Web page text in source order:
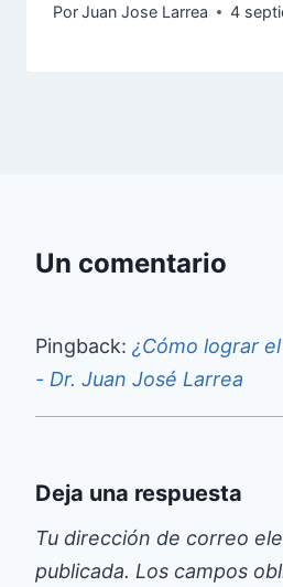
PorJuan Jose Larrea 4
Un comentario
Pingback: ¿Cómo lograr
- Dr. Juan José Larrea
Deja una respuesta
Tu dirección de correo
publicada. Los campos